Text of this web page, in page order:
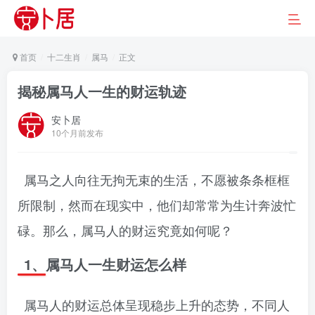
首页 十二生肖 属马 正文
揭秘属马人一生的财运轨迹
安卜居
10个月前发布
属马之人向往无拘无束的生活，不愿被条条框框
所限制，然而在现实中，他们却常常为生计奔波忙
碌。那么，属马人的财运究竟如何呢？
1、属马人一生财运怎么样
属马人的财运总体呈现稳步上升的态势，不同人